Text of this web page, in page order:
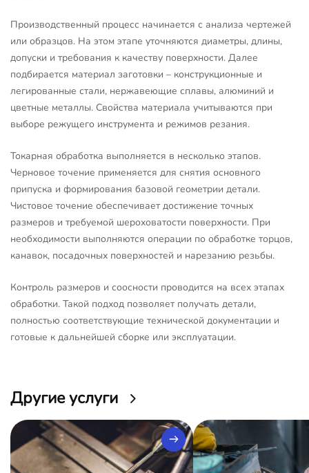
Производственный процесс начинается с анализа чертежей
или образцов. На этом этапе уточняются диаметры, длины,
допуски и требования к качеству поверхности. Далее
подбирается материал заготовки – конструкционные и
легированные стали, нержавеющие сплавы, алюминий и
цветные металлы. Свойства материала учитываются при
выборе режущего инструмента и режимов резания.
Токарная обработка выполняется в несколько этапов.
Черновое точение применяется для снятия основного
припуска и формирования базовой геометрии детали.
Чистовое точение обеспечивает достижение точных
размеров и требуемой шероховатости поверхности. При
необходимости выполняются операции по обработке торцов,
канавок, посадочных поверхностей и нарезанию резьбы.
Контроль размеров и соосности проводится на всех этапах
обработки. Такой подход позволяет получать детали,
полностью соответствующие технической документации и
готовые к дальнейшей сборке или эксплуатации.
Другие услуги